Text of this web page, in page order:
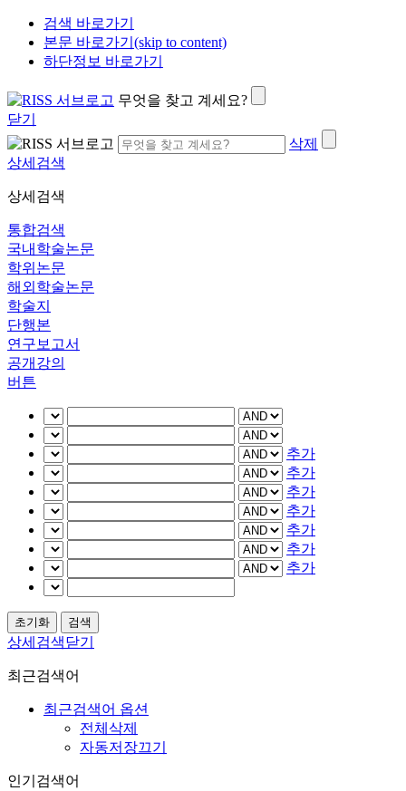
검색 바로가기
본문 바로가기(skip to content)
하단정보 바로가기
무엇을 찾고 계세요?
닫기
삭제
상세검색
상세검색
통합검색
국내학술논문
학위논문
해외학술논문
학술지
단행본
연구보고서
공개강의
버튼
추가
추가
추가
추가
추가
추가
추가
상세검색닫기
최근검색어
최근검색어 옵션
전체삭제
자동저장끄기
인기검색어